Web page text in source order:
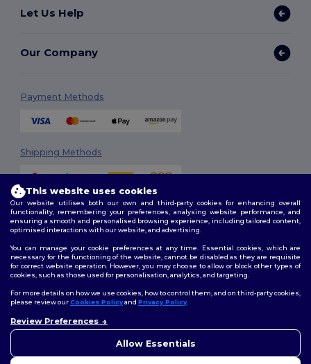
Let Us Help
Our Company
Payment Methods
Shipping Methods
2026. All Rights Reserved
Terms & Conditions| Customization Policy
Policy|Site Map
Follow Us
This website uses cookies
Our website utilises both our own and third-party cookies for enhancing overall
functionality, remembering your preferences, analysing website performance, and
ensuring a smooth and personalised browsing experience, including tailored content,
optimised interactions with our website, and advertising.
You can manage your cookie preferences at any time. Essential cookies, which are
necessary for the functioning of the website, cannot be disabled as they are requisite
for correct website operation. However, you may choose to allow or block other types of
cookies, such as those used for personalisation, analytics, and targeting.
For more details on how we use cookies, how to control them, and on third-party cookies,
please review ourCookies Policyand Privacy Policy.
Review Preferences
Allow Essentials
nebo obavy, můžete nás